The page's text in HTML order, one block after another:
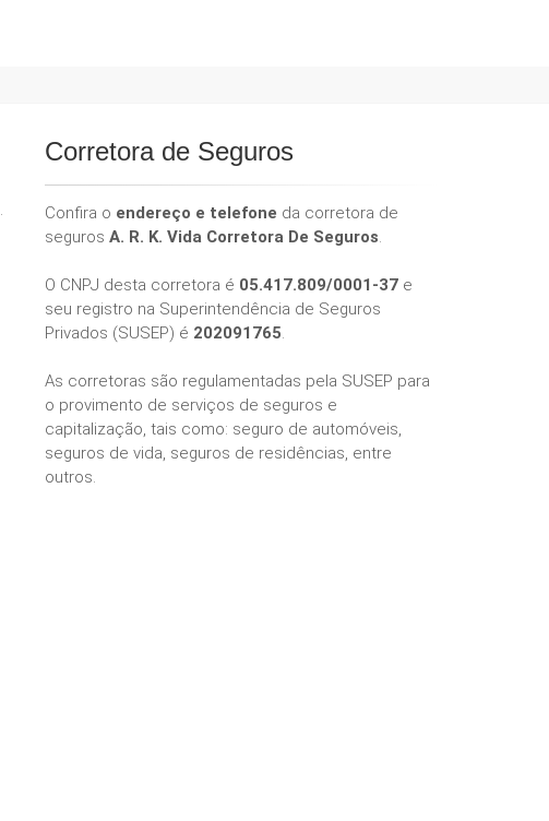
.
Corretora de Seguros
Confira o endereço e telefone da corretora de
seguros A. R. K. Vida Corretora De Seguros.
O CNPJ desta corretora é 05.417.809/0001-37 e
seu registro na Superintendência de Seguros
Privados (SUSEP) é 202091765.
As corretoras são regulamentadas pela SUSEP para
o provimento de serviços de seguros e
capitalização, tais como: seguro de automóveis,
seguros de vida, seguros de residências, entre
outros.